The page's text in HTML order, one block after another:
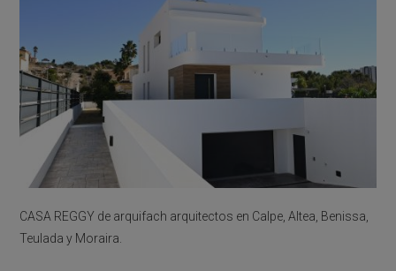
CASA REGGY de arquifach arquitectos en Calpe, Altea, Benissa,
Teulada y Moraira.